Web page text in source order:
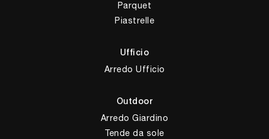
Parquet
Piastrelle
Ufficio
Arredo Ufficio
Outdoor
Arredo Giardino
Tende da sole